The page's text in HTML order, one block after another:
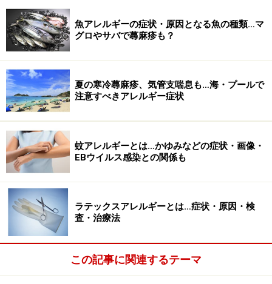
■診断は、医療機関ですぐに検査することができます。
のどを綿棒でこすり、その綿棒を使って調べるキットが
ありますので、30分程度でわかります。
アトピーで溶連菌感染にかかると…
次のような症状が現れます。
発熱のため、アトピーのかゆみが増す
溶連菌の発疹も出て、アトピーの痒みがひどくなる
時には溶連菌が皮膚で感染を起こすと、伝染性膿痂
疹（でんせんせいのうかしん：とびひ）になる
（ア
トピーの合併症
魚アレルギーの症状・原因となる魚の種類…マ
グロやサバで蕁麻疹も？
夏の寒冷蕁麻疹、気管支喘息も…海・プールで
注意すべきアレルギー症状
蚊アレルギーとは…かゆみなどの症状・画像・
EBウイルス感染との関係も
ラテックスアレルギーとは…症状・原因・検
査・治療法
この記事に関連するテーマ